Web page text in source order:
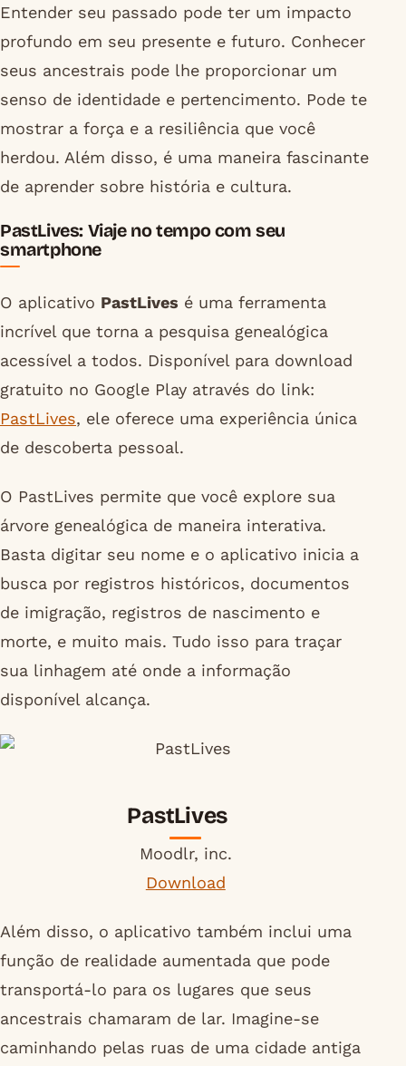
Entender seu passado pode ter um impacto
profundo em seu presente e futuro. Conhecer
seus ancestrais pode lhe proporcionar um
senso de identidade e pertencimento. Pode te
mostrar a força e a resiliência que você
herdou. Além disso, é uma maneira fascinante
de aprender sobre história e cultura.
PastLives: Viaje no tempo com seu
smartphone
O aplicativo PastLives é uma ferramenta
incrível que torna a pesquisa genealógica
acessível a todos. Disponível para download
gratuito no Google Play através do link:
PastLives, ele oferece uma experiência única
de descoberta pessoal.
O PastLives permite que você explore sua
árvore genealógica de maneira interativa.
Basta digitar seu nome e o aplicativo inicia a
busca por registros históricos, documentos
de imigração, registros de nascimento e
morte, e muito mais. Tudo isso para traçar
sua linhagem até onde a informação
disponível alcança.
PastLives
Moodlr, inc.
Download
Além disso, o aplicativo também inclui uma
função de realidade aumentada que pode
transportá-lo para os lugares que seus
ancestrais chamaram de lar. Imagine-se
caminhando pelas ruas de uma cidade antiga